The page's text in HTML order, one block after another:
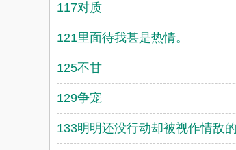
117对质
121里面待我甚是热情。
125不甘
129争宠
133明明还没行动却被视作情敌